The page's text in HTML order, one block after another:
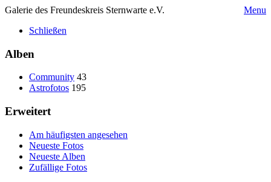
Galerie des Freundeskreis Sternwarte e.V.
Menu
Schließen
Alben
Community 43
Astrofotos 195
Erweitert
Am häufigsten angesehen
Neueste Fotos
Neueste Alben
Zufällige Fotos